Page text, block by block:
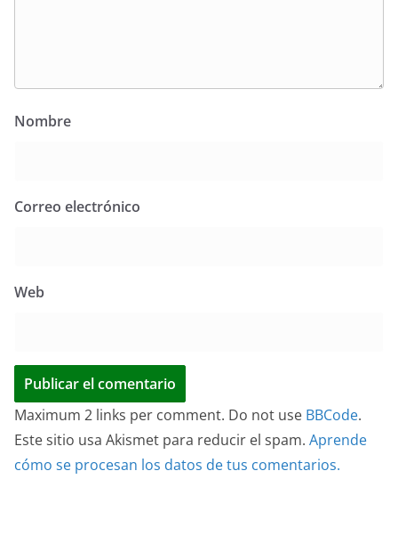
Nombre
Correo electrónico
Web
Maximum 2 links per comment. Do not use BBCode.
Este sitio usa Akismet para reducir el spam. Aprende
cómo se procesan los datos de tus comentarios.